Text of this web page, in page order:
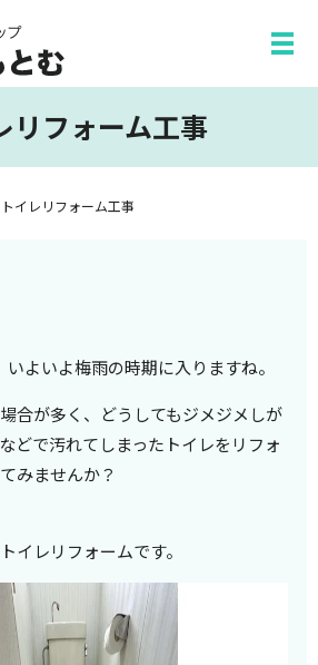
リフォーム工事
トイレリフォーム工事
よいよ梅雨の時期に入りますね。
合が多く、どうしてもジメジメしが
どで汚れてしまったトイレをリフォ
みませんか？
イレリフォームです。